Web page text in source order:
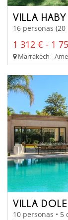
VILLA HABY
16 personas
1 312 € - 1
Marrakech -
VILLA
10 personas •